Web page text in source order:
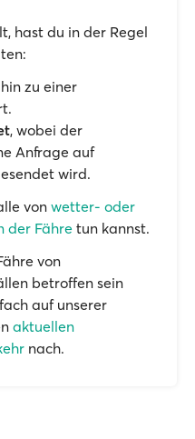
hast du in der Regel
hin zu einer
, wobei der
Anfrage auf
wird.
vonwetter- oder
der Fähre tun kannst.
von
betroffen sein
auf unserer
aktuellen
nach.